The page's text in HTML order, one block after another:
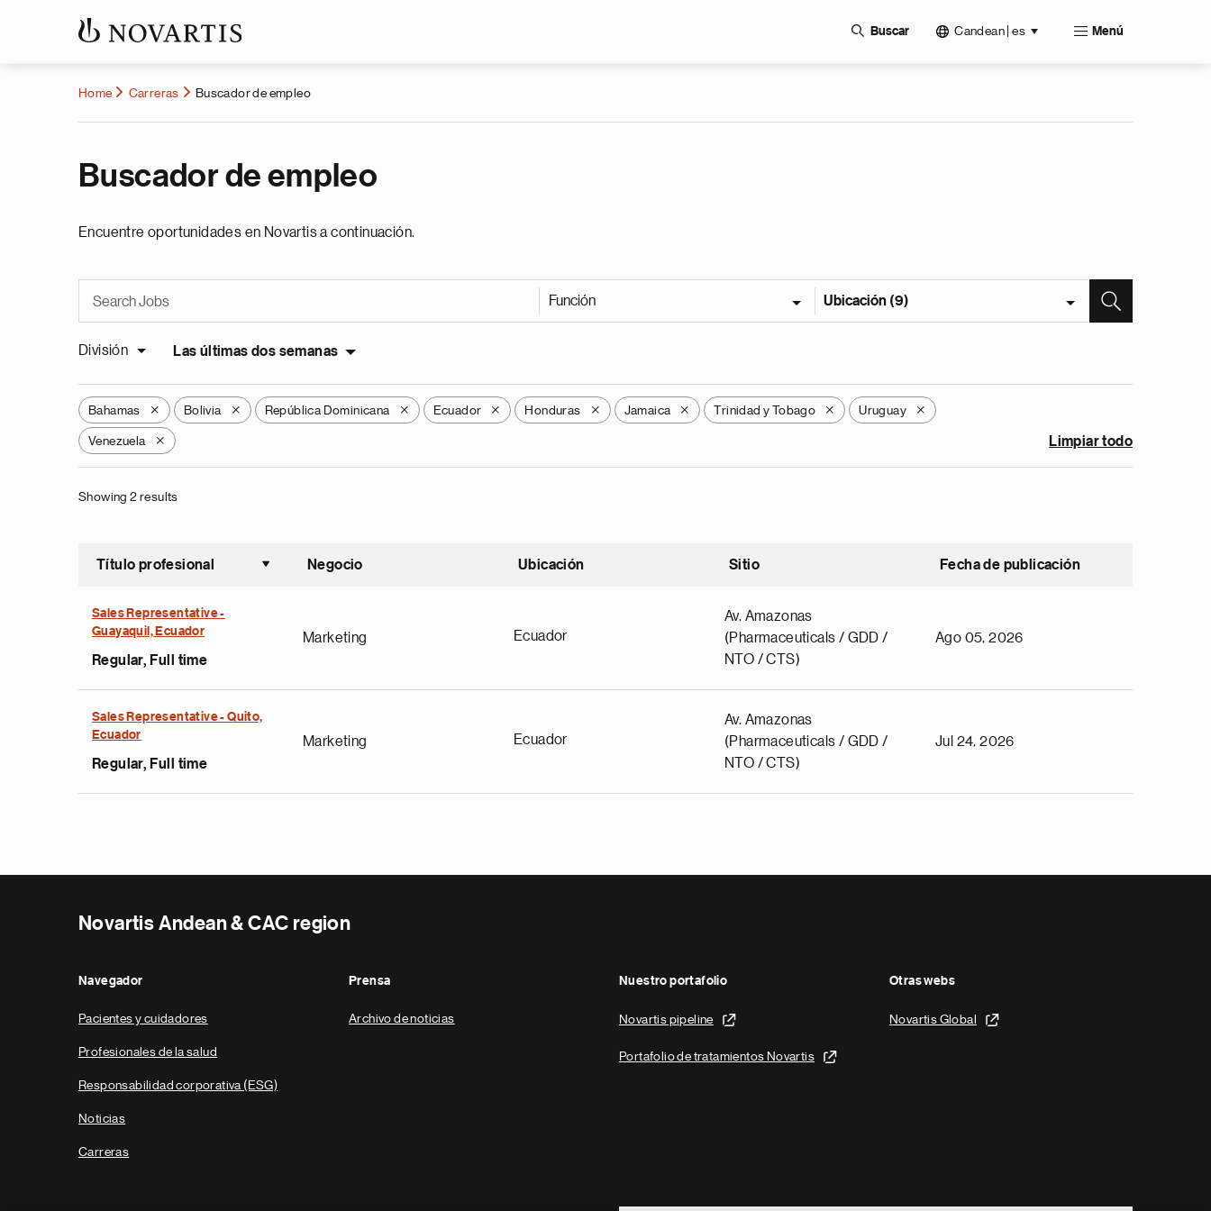
Buscar Candean | es Menú
Home Carreras Buscador de empleo
Buscador de empleo
Encuentre oportunidades en Novartis a continuación.
Función Ubicación (9)
División Las últimas dos semanas
Bahamas X Bolivia X República Dominicana X Ecuador X Honduras X Jamaica X Trinidad y Tobago X Uruguay X
Venezuela X Limpiar todo
Showing 2 results
Título profesional
Ordenar ascendente
Negocio Ubicación Sitio Fecha de publicación
Sales Representative -
Guayaquil, Ecuador
Regular, Full time
Marketing Ecuador
Av. Amazonas
(Pharmaceuticals / GDD /
NTO / CTS)
Ago 05, 2026
Sales Representative - Quito,
Ecuador
Regular, Full time
Marketing Ecuador
Av. Amazonas
(Pharmaceuticals / GDD /
NTO / CTS)
Jul 24, 2026
Novartis Andean & CAC region
Navegador
Pacientes y cuidadores
Profesionales de la salud
Responsabilidad corporativa (ESG)
Noticias
Carreras
Prensa
Archivo de noticias
Nuestro portafolio
Novartis pipeline
Portafolio de tratamientos Novartis
Otras webs
Novartis Global